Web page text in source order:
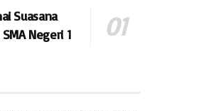
Suasana
Negeri 1